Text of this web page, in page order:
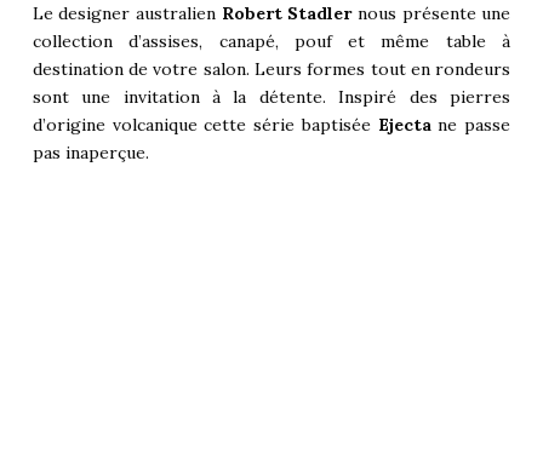
Le designer australien Robert Stadlernous présente une
collection d’assises, canapé, pouf et même table à
destination de votre salon. Leurs formes tout en rondeurs
sont une invitation à la détente. Inspiré des pierres
d’origine volcanique cette série baptisée Ejectane passe
pas inaperçue.